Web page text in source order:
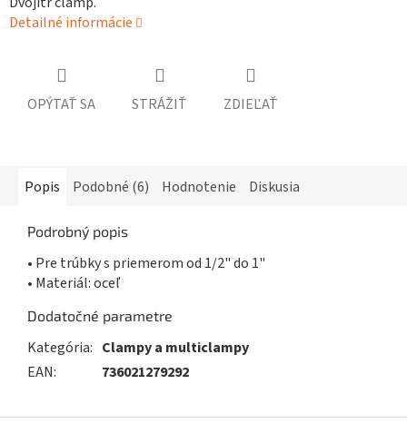
Detailné informácie
OPÝTAŤ SA STRÁŽIŤ ZDIEĽAŤ
Popis Podobné (6) Hodnotenie Diskusia
Podrobný popis
• Pre trúbky s priemerom od 1/2" do 1"
• Materiál: oceľ
Dodatočné parametre
Kategória: Clampy a multiclampy
EAN: 736021279292